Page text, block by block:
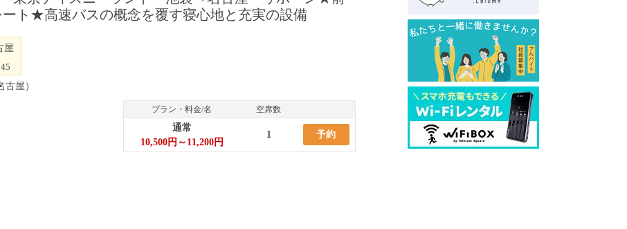
ト★高速バスの概念を覆す寝心地と充実の設備
屋
屋）
プラン・料金/名 空席数
通常
10,500円～11,200円
1 予約